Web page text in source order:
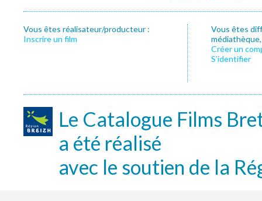
Vous êtes réalisateur/producteur :
Inscrire un film
Vous êtes
Créer un
S’identifier
Le Catalogue Films
a été réalisé
avec le soutien de la